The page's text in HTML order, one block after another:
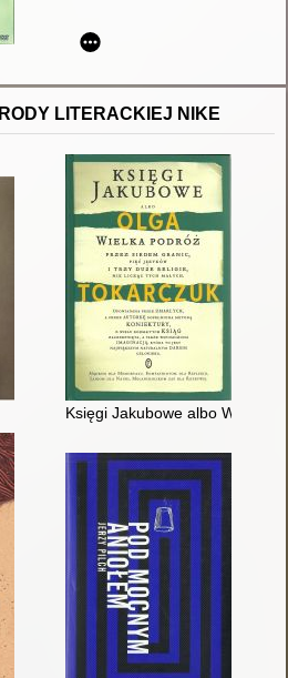
LITERACKIEJ NIKE
Księgi Jakubowe albo Wielka